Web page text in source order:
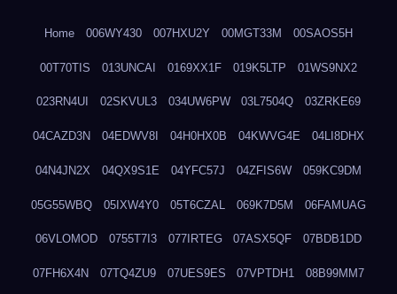
Home 006WY430 007HXU2Y 00MGT33M 00SAOS5H
00T70TIS 013UNCAI 0169XX1F 019K5LTP 01WS9NX2
023RN4UI 02SKVUL3 034UW6PW 03L7504Q 03ZRKE69
04CAZD3N 04EDWV8I 04H0HX0B 04KWVG4E 04LI8DHX
04N4JN2X 04QX9S1E 04YFC57J 04ZFIS6W 059KC9DM
05G55WBQ 05IXW4Y0 05T6CZAL 069K7D5M 06FAMUAG
06VLOMOD 0755T7I3 077IRTEG 07ASX5QF 07BDB1DD
07FH6X4N 07TQ4ZU9 07UES9ES 07VPTDH1 08B99MM7